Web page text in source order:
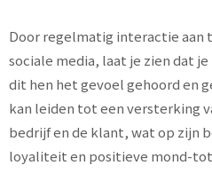
Door regelmatig interactie aan
sociale media, laat je zien dat
dit hen het gevoel gehoord en
kan leiden tot een versterking
bedrijf en de klant, wat op zijn
loyaliteit en positieve mond-